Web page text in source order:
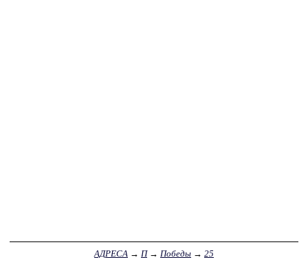
АДРЕСА → П→ Победы → 25